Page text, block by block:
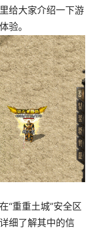
给大家介绍一下游
验。
“重重土城”安全区
细了解其中的信